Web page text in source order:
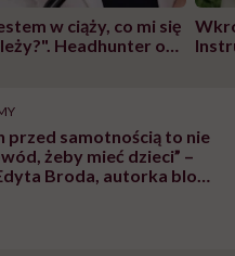
w ciąży, co mi się
Headhunter o
przed samotnością to nie
żeby mieć dzieci” –
Broda, autorka bloga